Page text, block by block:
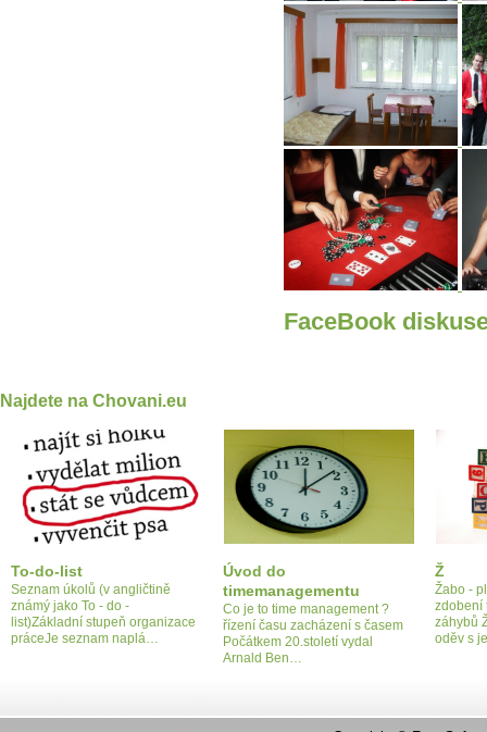
FaceBook
Najdete na Chovani.eu
To-do-list
Seznam úkolů (v angličtině
známý jako To - do -
list)Základní stupeň organizace
práceJe seznam naplá…
Úvod do
timemanagementu
Co je to time management ?
řízení času zacházení s časem
Počátkem 20.století vydal
Arnald Ben…
Ž
Žabo -
zdobení
záhybů
oděv s